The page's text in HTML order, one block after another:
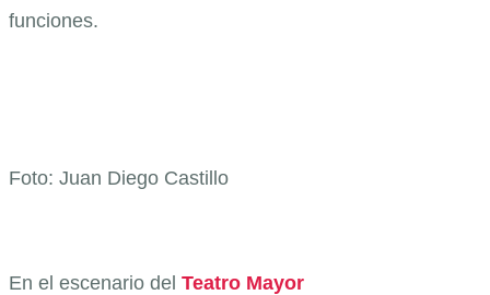
funciones.
Foto: Juan Diego Castillo
En el escenario del Teatro Mayor